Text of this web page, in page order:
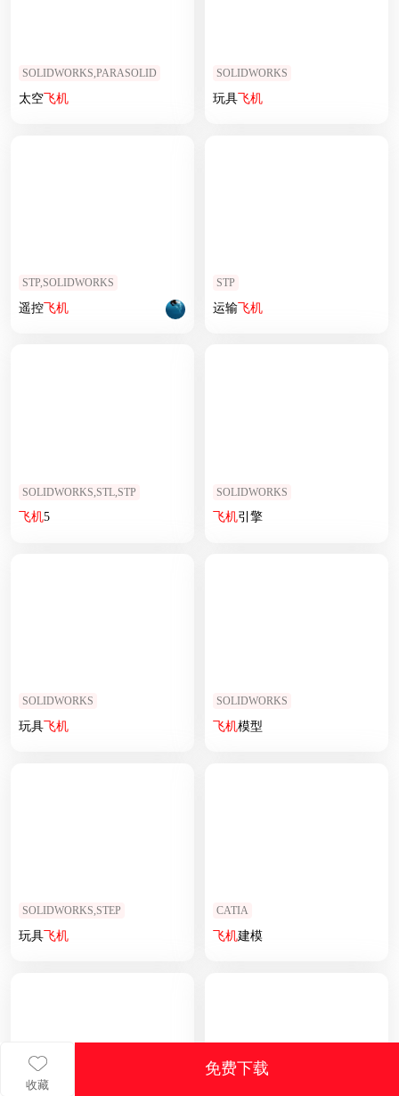
收藏
免费下载
SOLIDWORKS,PARASOLID
太空飞机
SOLIDWORKS
玩具飞机
STP,SOLIDWORKS
遥控飞机
STP
运输飞机
SOLIDWORKS,STL,STP
飞机5
SOLIDWORKS
飞机引擎
SOLIDWORKS
玩具飞机
SOLIDWORKS
飞机模型
SOLIDWORKS,STEP
玩具飞机
CATIA
飞机建模